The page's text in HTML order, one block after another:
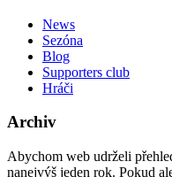
News
Sezóna
Blog
Supporters club
Hráči
Archiv
Abychom web udrželi
nanejvýš jeden rok. Pokud